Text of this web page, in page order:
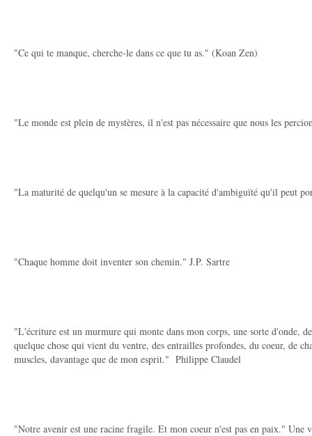
"Ce qui te manque, cherche-le dans ce que tu as." (Koan Zen)
"Le monde est plein de mystères, il n'est pas nécessaire que nous les
"La maturité de quelqu'un se mesure à la capacité d'ambiguïté qu'il peut
"Chaque homme doit inventer son chemin." J.P. Sartre
"L'écriture est un murmure qui monte dans mon corps, une sorte d'onde,
quelque chose qui vient du ventre, des entrailles profondes, du coeur, de
muscles, davantage que de mon esprit." Philippe Claudel
"Notre avenir est une racine fragile. Et mon coeur n'est pas en paix." Une